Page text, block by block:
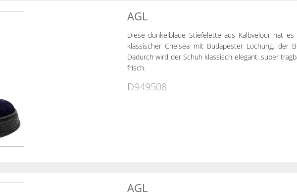
AGL
Diese dunkelblaue Stiefelette aus Kalbvelour hat
klassischer Chelsea mit Budapester Lochung, der
Dadurch wird der Schuh klassisch elegant, super
frisch.
D949508
AGL